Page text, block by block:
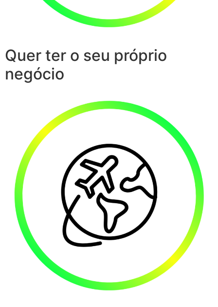
Quer ter o seu próprio
negócio